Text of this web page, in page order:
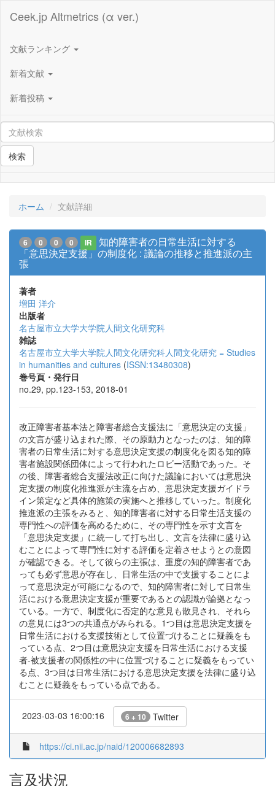
Ceek.jp Altmetrics (α ver.)
文献ランキング
新着文献
新着投稿
検索
ホーム 文献詳細
6 0 0 0 IR
知的障害者の日常生活に対する
「意思決定支援」の制度化 : 議論の推移と推進派の主
張
著者
増田 洋介
出版者
名古屋市立大学大学院人間文化研究科
雑誌
名古屋市立大学大学院人間文化研究科人間文化研究 = Studies
in humanities and cultures (ISSN:13480308)
巻号頁・発行日
no.29, pp.123-153, 2018-01
改正障害者基本法と障害者総合支援法に「意思決定の支援」
の文言が盛り込まれた際、その原動力となったのは、知的障
害者の日常生活に対する意思決定支援の制度化を図る知的障
害者施設関係団体によって行われたロビー活動であった。そ
の後、障害者総合支援法改正に向けた議論においては意思決
定支援の制度化推進派が主流を占め、意思決定支援ガイドラ
イン策定など具体的施策の実施へと推移していった。制度化
推進派の主張をみると、知的障害者に対する日常生活支援の
専門性への評価を高めるために、その専門性を示す文言を
「意思決定支援」に統一して打ち出し、文言を法律に盛り込
むことによって専門性に対する評価を定着させようとの意図
が確認できる。そして彼らの主張は、重度の知的障害者であ
っても必ず意思が存在し、日常生活の中で支援することによ
って意思決定が可能になるので、知的障害者に対して日常生
活における意思決定支援が重要であるとの認識が論拠となっ
ている。一方で、制度化に否定的な意見も散見され、それら
の意見には3つの共通点がみられる。1つ目は意思決定支援を
日常生活における支援技術として位置づけることに疑義をも
っている点、2つ目は意思決定支援を日常生活における支援
者-被支援者の関係性の中に位置づけることに疑義をもってい
る点、3つ目は日常生活における意思決定支援を法律に盛り込
むことに疑義をもっている点である。
2023-03-03 16:00:16 6 + 10 Twitter
https://ci.nii.ac.jp/naid/120006682893
言及状況